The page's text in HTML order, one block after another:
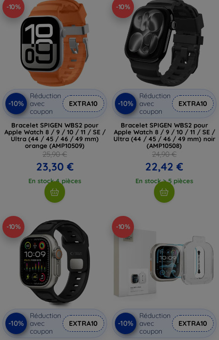
-10%
-10%
Réduction
avec
coupon
EXTRA10
Bracelet SPIGEN WBS2 pour
Apple Watch 8 / 9 / 10 / 11 / SE /
Ultra (44 / 45 / 46 / 49 mm)
orange (AMP10509)
25,90 €
23,30 €
En stock 4 pièces
-10%
-10%
Réduction
avec
coupon
EXTRA10
Bracelet SPIGEN WBS2 pour
Apple Watch 8 / 9 / 10 / 11 / SE /
Ultra (44 / 45 / 46 / 49 mm) noir
(AMP10508)
24,90 €
22,42 €
En stock > 5 pièces
-10%
-10%
Réduction
avec
coupon
EXTRA10
-10%
-10%
Réduction
avec
coupon
EXTRA10